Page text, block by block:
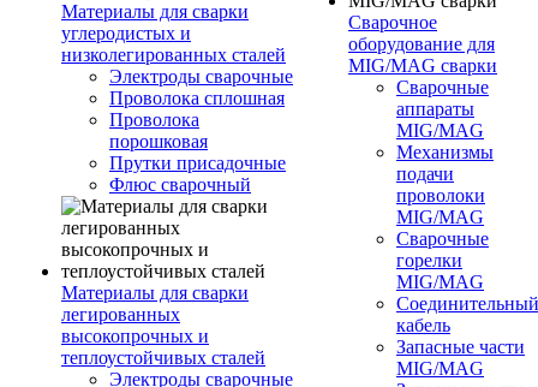
Материалы для сварки
углеродистых и
низколегированных сталей
Электроды сварочные
Проволока сплошная
Проволока
порошковая
Прутки присадочные
Флюс сварочный
Материалы для сварки
легированных
высокопрочных и
теплоустойчивых сталей
Электроды сварочные
Сварочное
оборудование для
MIG/MAG сварки
Сварочные
аппараты
MIG/MAG
Механизмы
подачи
проволоки
MIG/MAG
Сварочные
горелки
MIG/MAG
Соединительный
кабель
Запасные части
MIG/MAG